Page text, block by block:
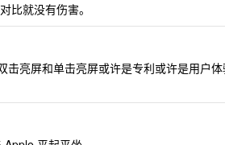
比就没有伤害。
击亮屏和单击亮屏或许是专利或许是用户